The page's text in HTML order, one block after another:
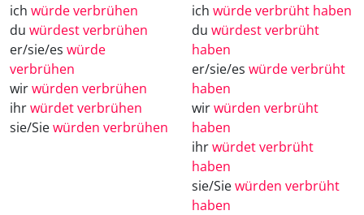
ich würde verbrühen
du würdest verbrühen
er/sie/es würde
verbrühen
wirwürden verbrühen
ihrwürdet verbrühen
sie/Siewürden verbrühen
ich würde verbrüht haben
du würdest verbrüht
haben
er/sie/es würde verbrüht
haben
wirwürden verbrüht
haben
ihrwürdet verbrüht
haben
sie/Siewürden verbrüht
haben